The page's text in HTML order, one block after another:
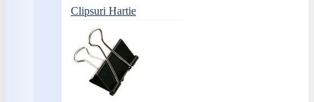
Clipsuri Hartie